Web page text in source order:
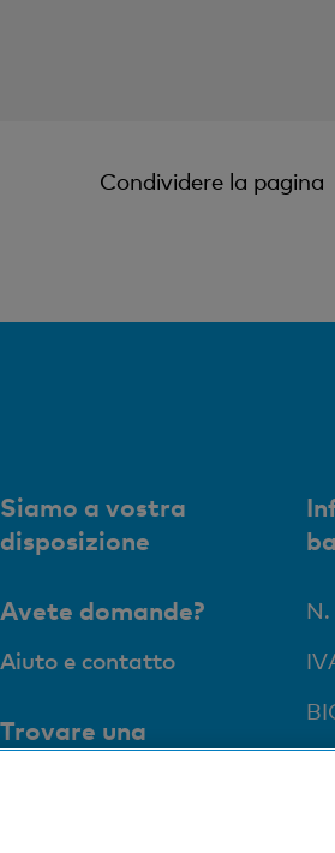
Condividere la pagina
Siamo a vostra
disposizione
Avete domande?
Aiuto e contatto
Trovare una